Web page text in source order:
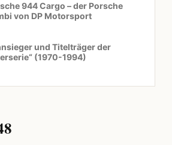
944 Cargo – der Porsche
von DP Motorsport
und Titelträger der
(1970-1994)